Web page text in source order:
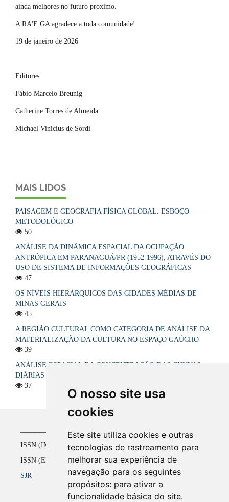
O nosso site usa
cookies
Este site utiliza cookies e outras
tecnologias de rastreamento para
melhorar sua experiência de
navegação para os seguintes
propósitos: para ativar a
funcionalidade básica do site.
ainda melhores no futuro próximo.
A RA'E GA agradece a toda comunidade!
19 de janeiro de 2026
Editores
Fábio Marcelo Breunig
Catherine Torres de Almeida
Michael Vinicius de Sordi
MAIS LIDOS
PAISAGEM E GEOGRAFIA FÍSICA GLOBAL. ESBOÇO
METODOLÓGICO
50
ANÁLISE DA DINÂMICA ESPACIAL DA OCUPAÇÃO
ANTRÓPICA EM PARANAGUÁ/PR (1952-1996), ATRAVÉS DO
USO DE SISTEMA DE INFORMAÇÕES GEOGRÁFICAS
47
OS NÍVEIS HIERÁRQUICOS DAS CIDADES MÉDIAS DE
MINAS GERAIS
45
A REGIÃO CULTURAL COMO CATEGORIA DE ANÁLISE DA
MATERIALIZAÇÃO DA CULTURA NO ESPAÇO GAÚCHO
39
ANÁLISE ESPACIAL DA CONCENTRAÇÃO DAS CHUVAS
DIÁRIAS NO ESTADO DA PARAÍBA, BRASIL
37
ISSN (IMPRESSO) 1516-4136 até 2008
ISSN (ELETRÔNICO) 2177-2738 a partir de 2009
SJR